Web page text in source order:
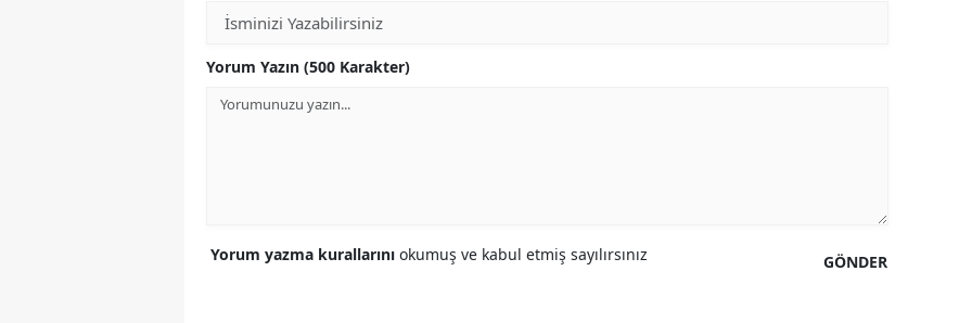
Yorum Yazın (500 Karakter)
GÖNDER
Yorum yazma kurallarını okumuş ve kabul etmiş sayılırsınız